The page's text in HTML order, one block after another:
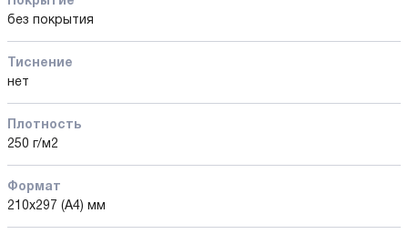
без покрытия
Тиснение
нет
Плотность
250 г/м2
Формат
210x297 (А4) мм